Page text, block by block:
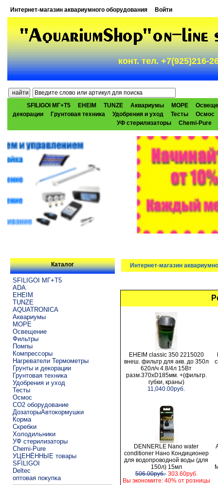
Интернет-магазин аквариумного оборудования Войти
конт. тел. +7(925)216-
SFILIGOI МГ+Т5 EHEIM TUNZE Аквариумы МОРЕ
декорации
Грунтовая техника Удобрения и уход Тесты
Осмос
УФ стерилизаторы
Chemi-Pure
Каталог
SFILIGOI МГ+Т5
ADA
EHEIM
TUNZE
AQUATRONICA
Аквариумы
МОРЕ
Освещение
Фильтры
Помпы
Компрессоры
Нагреватели Термометры
Грунты и декорации
Грунтовая техника
Удобрения и уход
Тесты
Осмос
CO2 оборудование
ДозаторыАвтокормушки
Корма
Скребки
Холодильники
УФ стерилизаторы
Chemi-Pure
УЦЕНЁННЫЕ товары
SFILIGOI
Deltec
оптовая покупка
Интернет-магазин
EHEIM classic 350 2215020
внеш. фильтр для акв. до 350л
620л/ч 4.8/4л 15Вт
разм.370хD185мм. +(фильтр.
губки, краны)
11,040.00руб.
DENNERLE Nano water
conditioner Нано Кондиционер
для водопроводной воды (для
150л) 15мл
506.00руб. 303.60руб.
Вы экономите: 40% от розницы